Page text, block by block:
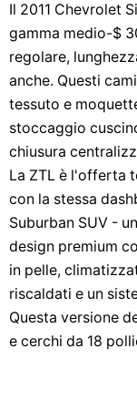
Il 2011 Chevrolet
gamma medio-$
regolare,
anche. Questi
tessuto e
stoccaggio
chiusura
La ZTL è l'offerta
con la stessa
Suburban SUV -
design premium
in pelle,
riscaldati e un
Questa versione
e cerchi da 18